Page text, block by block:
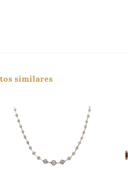
similares